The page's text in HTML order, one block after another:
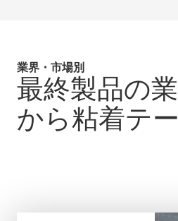
業界・市場別
最終製品の
から粘着テ